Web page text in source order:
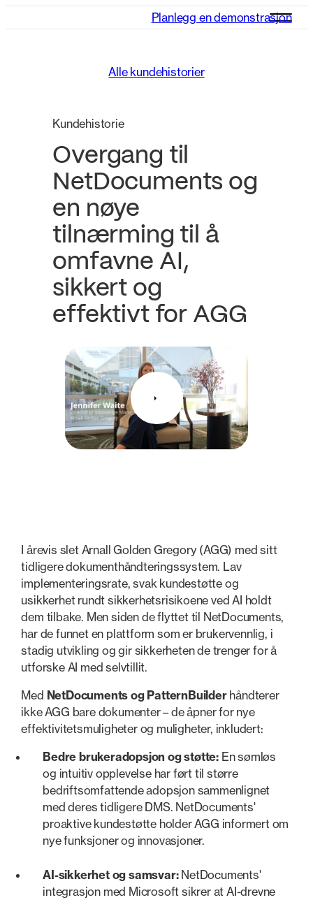
Planlegg en demonstrasjon
Alle kundehistorier
Kundehistorie
Overgang til
NetDocuments og
en nøye
tilnærming til å
omfavne AI,
sikkert og
effektivt for AGG
I årevis slet Arnall Golden Gregory (AGG) med sitt
tidligere dokumenthåndteringssystem. Lav
implementeringsrate, svak kundestøtte og
usikkerhet rundt sikkerhetsrisikoene ved AI holdt
dem tilbake. Men siden de flyttet til NetDocuments,
har de funnet en plattform som er brukervennlig, i
stadig utvikling og gir sikkerheten de trenger for å
utforske AI med selvtillit.
Med NetDocuments og PatternBuilderhåndterer
ikke AGG bare dokumenter – de åpner for nye
effektivitetsmuligheter og muligheter, inkludert:
Bedre brukeradopsjon og støtte: En sømløs
og intuitiv opplevelse har ført til større
bedriftsomfattende adopsjon sammenlignet
med deres tidligere DMS. NetDocuments'
proaktive kundestøtte holder AGG informert om
nye funksjoner og innovasjoner.
AI-sikkerhet og samsvar:NetDocuments'
integrasjon med Microsoft sikrer at AI-drevne